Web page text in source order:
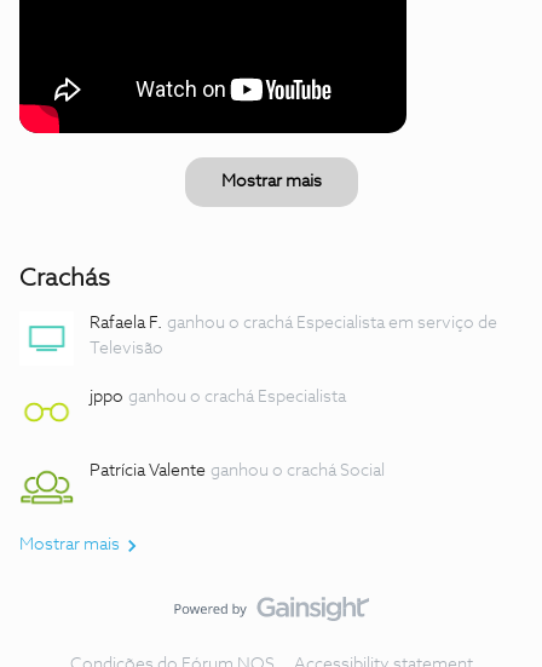
Mostrar mais
Crachás
Rafaela F. ganhou o crachá Especialista em serviço de
Televisão
jppo ganhou o crachá Especialista
Patrícia Valente ganhou o crachá Social
Mostrar mais